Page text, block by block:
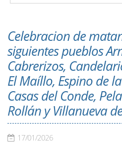
Celebracion de
siguientes pueblos
Cabrerizos,
El Maíllo, Espino de
Casas del Conde,
Rollán y Villanueva
17/01/2026